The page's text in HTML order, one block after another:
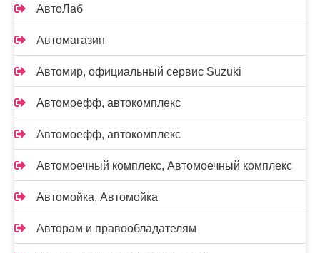
АвтоЛаб
Автомагазин
Автомир, официальный сервис Suzuki
Автомоефф, автокомплекс
Автомоефф, автокомплекс
Автомоечный комплекс, Автомоечный комплекс
Автомойка, Автомойка
Авторам и правообладателям